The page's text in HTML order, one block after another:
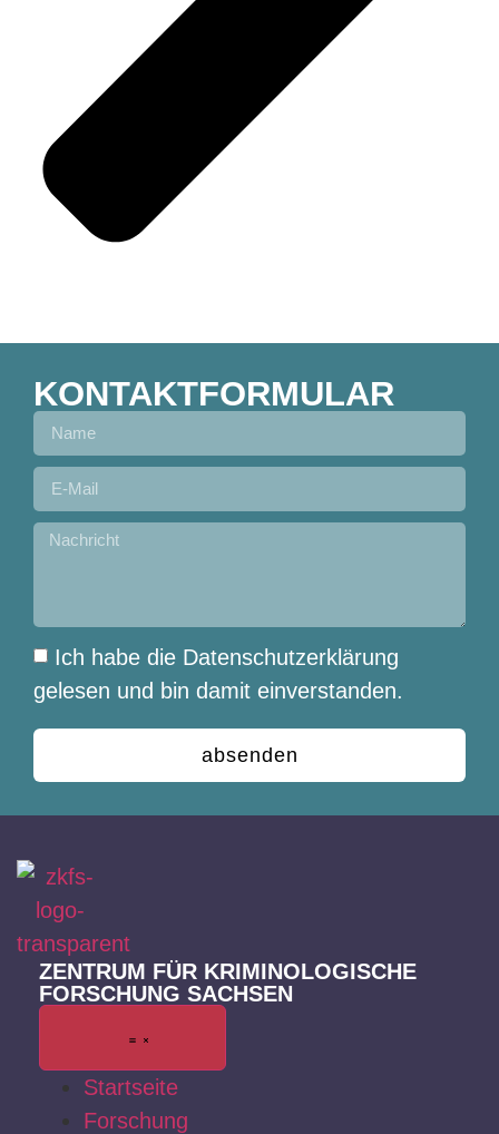
KONTAKTFORMULAR
Ich habe die Datenschutzerklärung
gelesen und bin damit einverstanden.
absenden
ZENTRUM FÜR KRIMINOLOGISCHE
FORSCHUNG SACHSEN
Startseite
Forschung